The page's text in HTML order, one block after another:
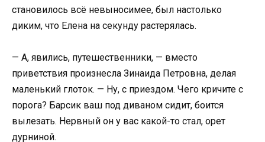
становилось всё невыносимее, был настолько
диким, что Елена на секунду растерялась.
— А, явились, путешественники, — вместо
приветствия произнесла Зинаида Петровна, делая
маленький глоток. — Ну, с приездом. Чего кричите с
порога? Барсик ваш под диваном сидит, боится
вылезать. Нервный он у вас какой-то стал, орет
дурниной.